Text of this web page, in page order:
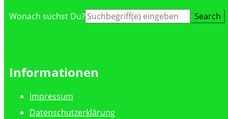
Suche
Wonach suchst Du?
Informationen
Impressum
Datenschutzerklärung